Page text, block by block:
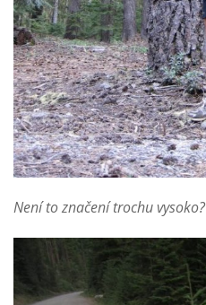
Není to značení trochu vysoko?